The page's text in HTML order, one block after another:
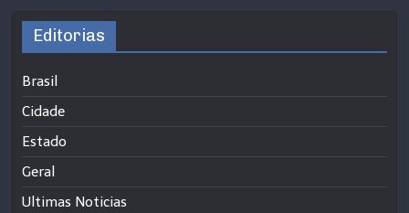
Editorias
Brasil
Cidade
Estado
Geral
Ultimas Noticias